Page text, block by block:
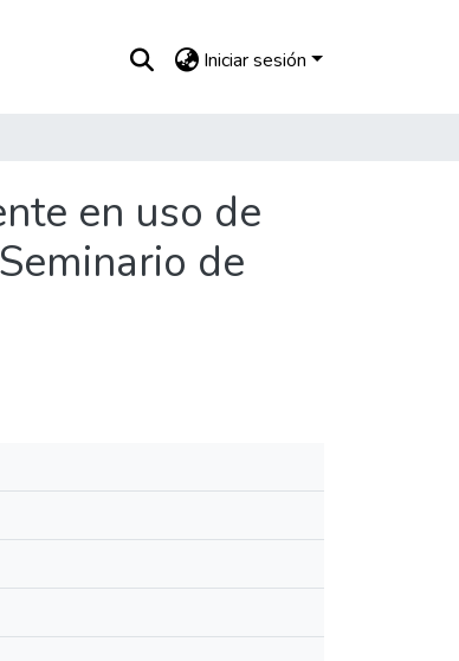
Iniciar sesión
en uso de
de